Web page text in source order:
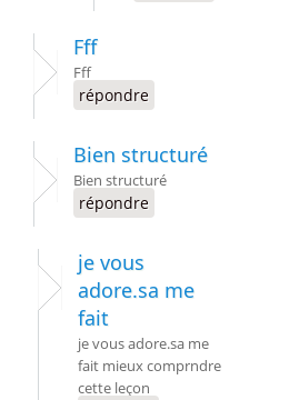
Fff
Fff
répondre
Bien structuré
Bien structuré
répondre
je vous
adore.sa me
fait
je vous adore.sa me
fait mieux comprndre
cette leçon